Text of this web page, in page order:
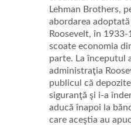
Lehman Brothers,
abordarea
Roosevelt, în
scoate economia
parte. La începutul
administraţia
publicul că
siguranţă şi i-a
aducă înapoi la
care aceştia au